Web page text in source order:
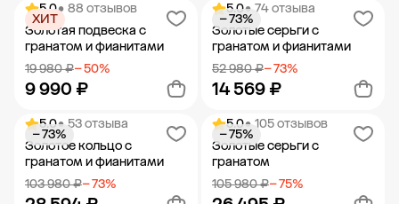
Добавить в корзину Добавить в корзину
5.0• 88 отзывов
Золотая подвеска с
гранатом и фианитами
19 980 ₽− 50%
9 990 ₽
ХИТ
Добавить в корзину
5.0• 74 отзыва
Золотые серьги с
гранатом и фианитами
52 980 ₽− 73%
14 569 ₽
− 73%
Добавить в корзину
5.0• 53 отзыва
Золотое кольцо с
гранатом и фианитами
103 980 ₽− 73%
− 73%
5.0• 105 отзывов
Золотые серьги с
гранатом
105 980 ₽− 75%
− 75%